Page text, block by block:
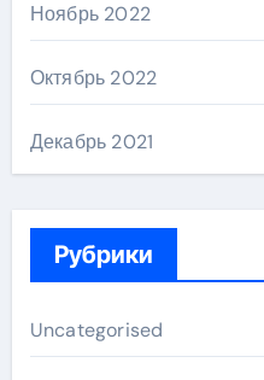
Ноябрь 2022
Октябрь 2022
Декабрь 2021
Рубрики
Uncategorised